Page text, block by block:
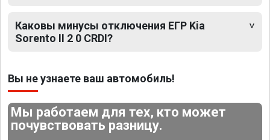
Каковы минусы отключения ЕГР Kia
Sorento II 2 0 CRDI?
Вы не узнаете ваш автомобиль!
Мы работаем для тех, кто может
почувствовать разницу.